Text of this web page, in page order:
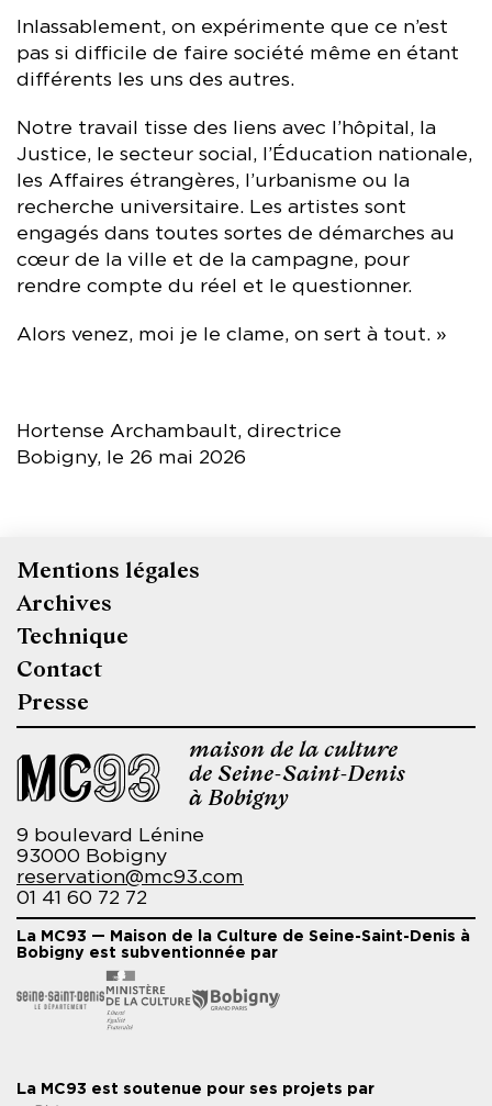
Inlassablement, on expérimente que ce n’est
pas si difficile de faire société même en étant
différents les uns des autres.
Notre travail tisse des liens avec l’hôpital, la
Justice, le secteur social, l’Éducation nationale,
les Affaires étrangères, l’urbanisme ou la
recherche universitaire. Les artistes sont
engagés dans toutes sortes de démarches au
cœur de la ville et de la campagne, pour
rendre compte du réel et le questionner.
Alors venez, moi je le clame, on sert à tout. »
Hortense Archambault, directrice
Bobigny, le 26 mai 2026
de
page
Mentions légales
Archives
Technique
Contact
Presse
maison de la culture
de Seine-Saint-Denis
à Bobigny
9 boulevard Lénine
93000 Bobigny
reservation@mc93.com
01 41 60 72 72
La MC93 — Maison de la Culture de Seine-Saint-Denis à
Bobigny est subventionnée par
La MC93 est soutenue pour ses projets par